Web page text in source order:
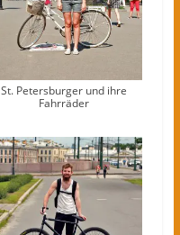
St. Petersburger und ihre
Fahrräder